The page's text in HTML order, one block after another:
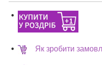
Як зробити